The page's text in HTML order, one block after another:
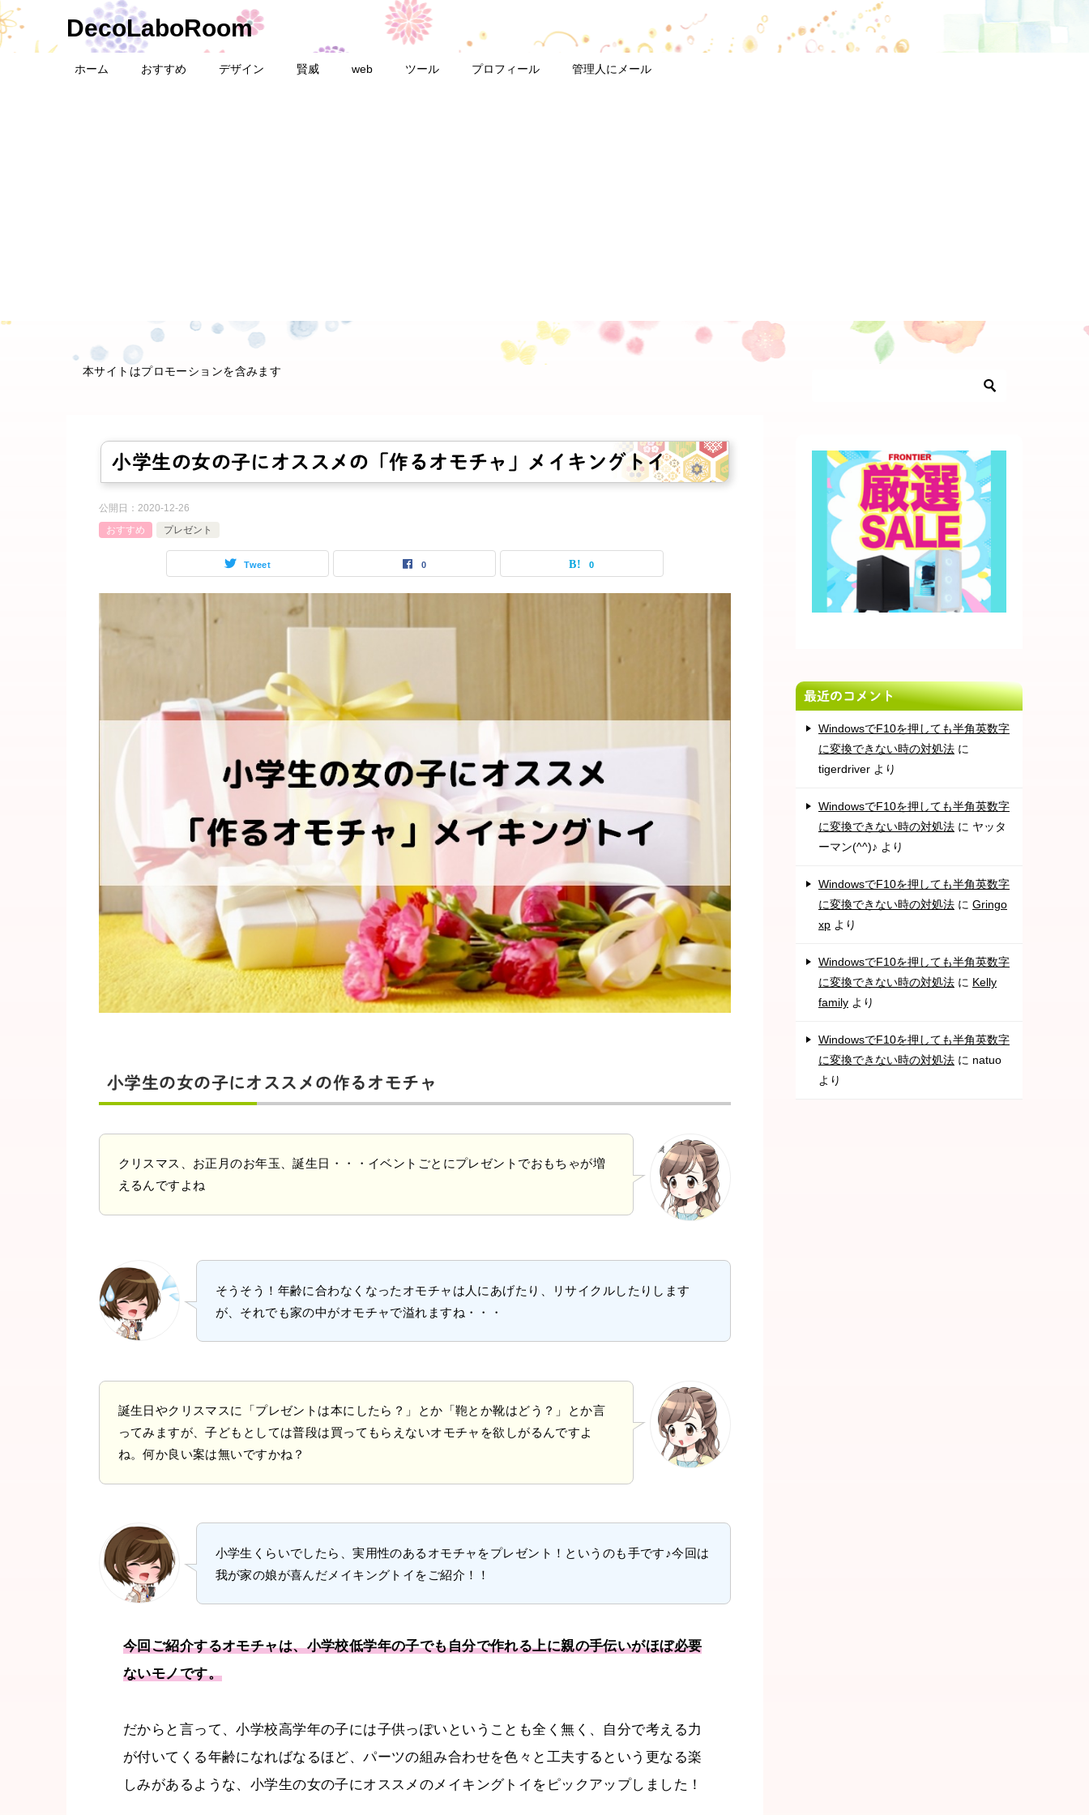
DecoLaboRoom
ホーム おすすめ デザイン 賢威 web ツール プロフィール 管理人にメール
本サイトはプロモーションを含みます
小学生の女の子にオススメの「作るオモチャ」メイキングトイ
公開日： 2020-12-26
おすすめ
プレゼント
Tweet 0 0
小学生の女の子にオススメの作るオモチャ
クリスマス、お正月のお年玉、誕生日・・・イベントごとにプレゼントでおもちゃが増
えるんですよね
そうそう！年齢に合わなくなったオモチャは人にあげたり、リサイクルしたりします
が、それでも家の中がオモチャで溢れますね・・・
誕生日やクリスマスに「プレゼントは本にしたら？」とか「鞄とか靴はどう？」とか言
ってみますが、子どもとしては普段は買ってもらえないオモチャを欲しがるんですよ
ね。何か良い案は無いですかね？
小学生くらいでしたら、実用性のあるオモチャをプレゼント！というのも手です♪今回は
我が家の娘が喜んだメイキングトイをご紹介！！
今回ご紹介するオモチャは、小学校低学年の子でも自分で作れる上に親の手伝いがほぼ必要
ないモノです。
だからと言って、小学校高学年の子には子供っぽいということも全く無く、自分で考える力
が付いてくる年齢になればなるほど、パーツの組み合わせを色々と工夫するという更なる楽
しみがあるような、小学生の女の子にオススメのメイキングトイをピックアップしました！
最近のコメント
WindowsでF10を押しても半角英数字
に変換できない時の対処法 に
tigerdriver より
WindowsでF10を押しても半角英数字
に変換できない時の対処法 に ヤッタ
ーマン(^^)♪ より
WindowsでF10を押しても半角英数字
に変換できない時の対処法 に Gringo
xp より
WindowsでF10を押しても半角英数字
に変換できない時の対処法 に Kelly
family より
WindowsでF10を押しても半角英数字
に変換できない時の対処法 に natuo
より